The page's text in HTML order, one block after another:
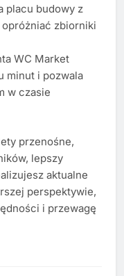
placu budowy z
zbiorniki
WC Market
minut i pozwala
w czasie
przenośne,
lepszy
aktualne
perspektywie,
i przewagę